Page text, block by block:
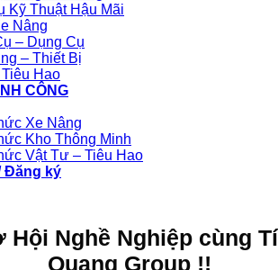
Kỹ Thuật Hậu Mãi
Nâng
– Dụng Cụ
– Thiết Bị
Hao
CÔNG
Xe Nâng
Kho Thông Minh
Vật Tư – Tiêu Hao
Đăng ký
Hội Nghề Nghiệp cùng
Quang Group !!